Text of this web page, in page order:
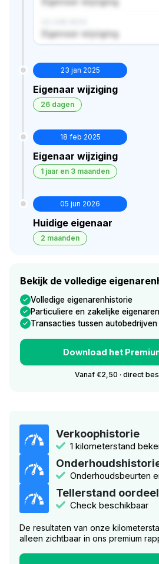
Eigenaar wijziging
23 jan 2025
Eigenaar wijziging
26 dagen
18 feb 2025
Eigenaar wijziging
1 jaar en 3 maanden
05 jun 2026
Huidige eigenaar
2 maanden
Bekijk de volledige
Volledige eigenarenhistorie
Particuliere en zakelijke eigenaren
Transacties tussen autobedrijven
Download het
Vanaf €2,50 · direct
Verkoophistorie
1 kilometerstand
Onderhoudsbeurten
Tellerstand oordeel
Check beschikbaar
De resultaten van onze
alleen zichtbaar in ons premium